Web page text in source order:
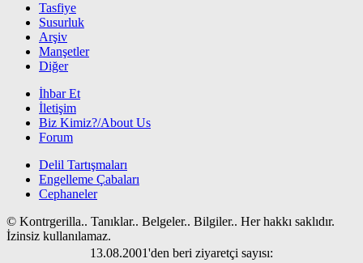
Tasfiye
Susurluk
Arşiv
Manşetler
Diğer
İhbar Et
İletişim
Biz Kimiz?/About Us
Forum
Delil Tartışmaları
Engelleme Çabaları
Cephaneler
© Kontrgerilla.. Tanıklar.. Belgeler.. Bilgiler.. Her hakkı saklıdır.
İzinsiz kullanılamaz.
13.08.2001'den beri ziyaretçi sayısı: